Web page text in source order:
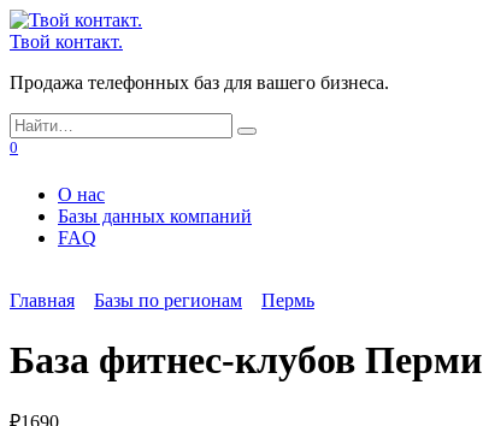
Перейти
к
Твой контакт.
Продажа телефонных баз для вашего бизнеса.
Search
for:
0
О нас
Базы данных компаний
FAQ
Главная Базы по регионам Пермь
База фитнес-клубов Перми